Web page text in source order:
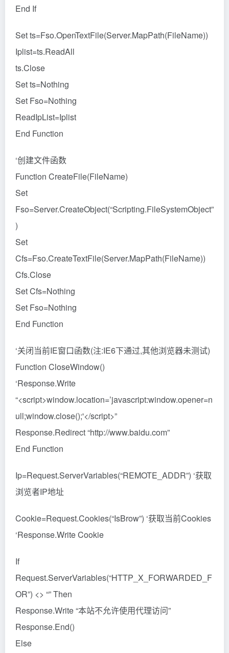
End If
Set ts=Fso.OpenTextFile(Server.MapPath(FileName))
Iplist=ts.ReadAll
ts.Close
Set ts=Nothing
Set Fso=Nothing
ReadIpList=Iplist
End Function
‘创建文件函数
Function CreateFile(FileName)
Set
Fso=Server.CreateObject(“Scripting.FileSystemObject”
)
Set
Cfs=Fso.CreateTextFile(Server.MapPath(FileName))
Cfs.Close
Set Cfs=Nothing
Set Fso=Nothing
End Function
‘关闭当前IE窗口函数(注:IE6下通过,其他浏览器未测试)
Function CloseWindow()
‘Response.Write
“<script>window.location=’javascript:window.opener=n
ull;window.close();'</script>”
Response.Redirect “http://www.baidu.com”
End Function
Ip=Request.ServerVariables(“REMOTE_ADDR”) ‘获取
浏览者IP地址
Cookie=Request.Cookies(“IsBrow”) ‘获取当前Cookies
‘Response.Write Cookie
If
Request.ServerVariables(“HTTP_X_FORWARDED_F
OR”) <> “” Then
Response.Write “本站不允许使用代理访问”
Response.End()
Else